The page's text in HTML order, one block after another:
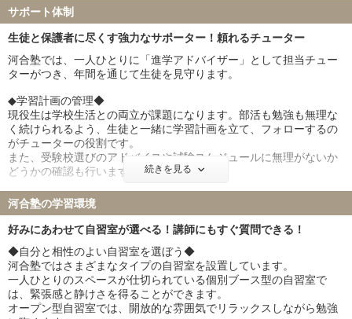
愛知医科大学 182名
東北医科薬科大学 115名
杏林大学 92名
日本大学 68名
兵庫医科大学 110名
聖マリアンナ医科大学 70名
東海大学 82名
金沢医科大学 57名
福岡大学 98名
北里大学 93名
岩手医科大学 110名
埼玉医科大学 58名
獨協医科大学 87名
東京女子医科大学 41名
川崎医科大学 58名
添削システム◆ 医学部の二次試験では論述問題が高い割合で出題さ
れます。 ここで高得点を取れるよう、塾生一人ひとりの答案を講師
が丹念に添削することで、出題者の意図を汲んだ明快な答案を作成
する力を養成します。
サポート体制
生徒と保護者に尽くす強力なサポーター！頼れるチューター
河合塾では、一人ひとりに「進学アドバイザー」として担当チュー
ターがつき、年間を通じて生徒を見守ります。
◆学習計画の管理◆
現役生は学校生活との両立が課題になります。部活も勉強も無理な
く続けられるよう、生徒と一緒に学習計画を立て、フォローするの
がチューターの役割です。
また、受験校選びのアドバイスや試験スケジュールに無理がないか
どうかの確認も行います。
◆課題の発見◆
河合塾では、全国最大規模の全統模試を行っています。
模擬試験では全国のライバルと自分を比較して現状を把握すること
チューターは担当する生徒の模試の結果を分析し、プロの視点から
課題を抽出し、克服できるよう指導を行います。
◆保護者様との連携◆
合格を勝ち取るためには、ご家庭との連携も大切だと考えていま
続きを見る
河合塾の学習環境
好みにあわせて自習室が選べる！講師にもすぐ質問できる！
◆自分と相性のよい自習室を選ぼう◆
河合塾ではさまざまなタイプの自習室を設置しています。
一人ひとりのスペースが仕切られている個別ブース型の自習室で
は、緊張感と静けさを得ることができます。
オープン型自習室では、開放的な雰囲気でリラックスしながら勉強